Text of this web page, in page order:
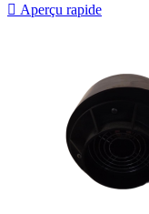
 Aperçu rapide